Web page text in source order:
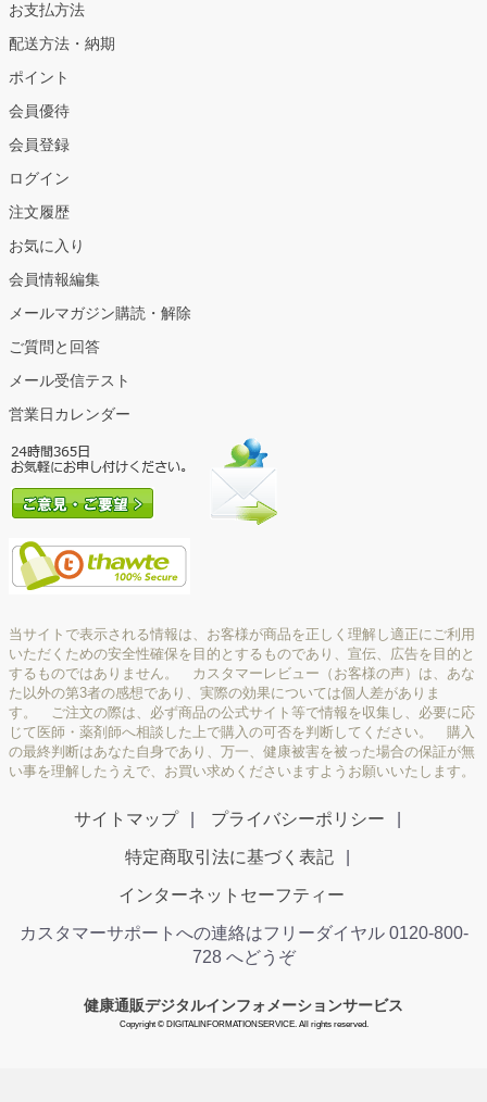
お支払方法
配送方法・納期
ポイント
会員優待
会員登録
ログイン
注文履歴
お気に入り
会員情報編集
メールマガジン購読・解除
ご質問と回答
メール受信テスト
営業日カレンダー
当サイトで表示される情報は、お客様が商品を正しく理解し適正にご利用
いただくための安全性確保を目的とするものであり、宣伝、広告を目的と
するものではありません。 カスタマーレビュー（お客様の声）は、あな
た以外の第3者の感想であり、実際の効果については個人差がありま
す。 ご注文の際は、必ず商品の公式サイト等で情報を収集し、必要に応
じて医師・薬剤師へ相談した上で購入の可否を判断してください。 購入
の最終判断はあなた自身であり、万一、健康被害を被った場合の保証が無
い事を理解したうえで、お買い求めくださいますようお願いいたします。
サイトマップ プライバシーポリシー
特定商取引法に基づく表記
インターネットセーフティー
カスタマーサポートへの連絡はフリーダイヤル 0120-800-
728 へどうぞ
健康通販デジタルインフォメーションサービス
Copyright © DIGITALINFORMATIONSERVICE. All rights reserved.